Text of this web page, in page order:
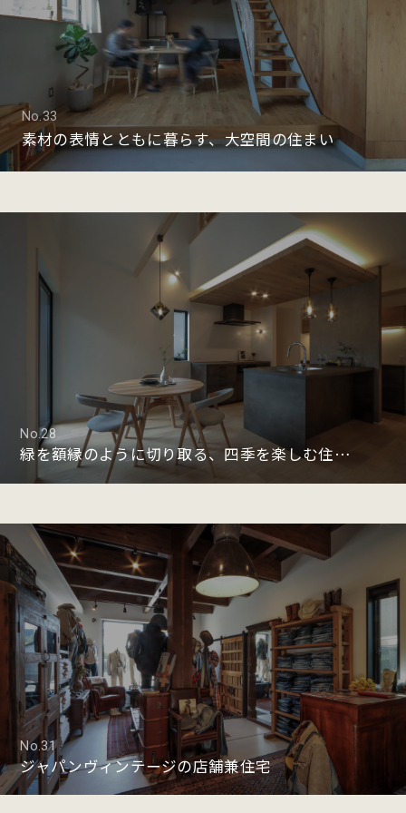
No.33
素材の表情とともに暮らす、大空間の住まい
No.28
緑を額縁のように切り取る、四季を楽しむ住まい
No.31
ジャパンヴィンテージの店舗兼住宅